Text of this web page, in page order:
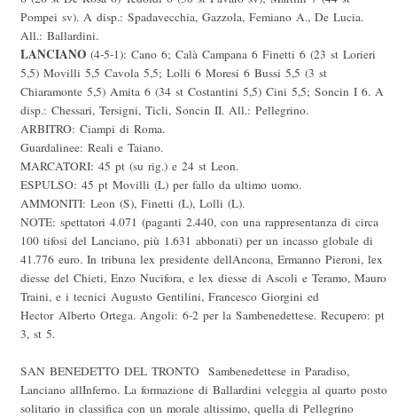
Pompei sv). A disp.: Spadavecchia, Gazzola, Femiano A., De Lucia.
All.: Ballardini.
LANCIANO (4-5-1): Cano 6; Calà Campana 6 Finetti 6 (23 st Lorieri
5,5) Movilli 5,5 Cavola 5,5; Lolli 6 Moresi 6 Bussi 5,5 (3 st
Chiaramonte 5,5) Amita 6 (34 st Costantini 5,5) Cini 5,5; Soncin I 6. A
disp.: Chessari, Tersigni, Ticli, Soncin II. All.: Pellegrino.
ARBITRO: Ciampi di Roma.
Guardalinee: Reali e Taiano.
MARCATORI: 45 pt (su rig.) e 24 st Leon.
ESPULSO: 45 pt Movilli (L) per fallo da ultimo uomo.
AMMONITI: Leon (S), Finetti (L), Lolli (L).
NOTE: spettatori 4.071 (paganti 2.440, con una rappresentanza di circa
100 tifosi del Lanciano, più 1.631 abbonati) per un incasso globale di
41.776 euro. In tribuna lex presidente dellAncona, Ermanno Pieroni, lex
diesse del Chieti, Enzo Nucifora, e lex diesse di Ascoli e Teramo, Mauro
Traini, e i tecnici Augusto Gentilini, Francesco Giorgini ed
Hector Alberto Ortega. Angoli: 6-2 per la Sambenedettese. Recupero: pt
3, st 5.
SAN BENEDETTO DEL TRONTO  Sambenedettese in Paradiso,
Lanciano allInferno. La formazione di Ballardini veleggia al quarto posto
solitario in classifica con un morale altissimo, quella di Pellegrino